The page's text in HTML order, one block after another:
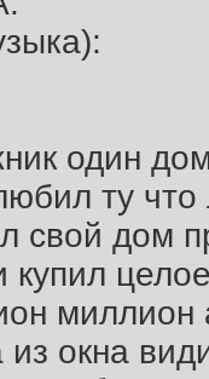
один
ту
свой дом
купил
миллион
из окна